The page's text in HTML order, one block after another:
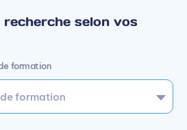
selon vos
formation